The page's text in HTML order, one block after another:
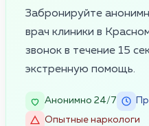
Забронируйте
врач клиники в
звонок в течение 15
экстренную помощь.
Анонимно 24/7
Опытные наркологи